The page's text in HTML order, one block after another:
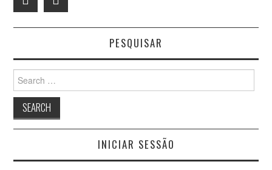
PESQUISAR
Search
for:
INICIAR SESSÃO